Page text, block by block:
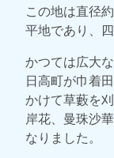
この地は直径
平地であり、
かつては広大
日高町が巾着
かけて草藪を
岸花、曼珠沙
なりました。